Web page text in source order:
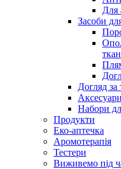
Для
Засоби
Догляд
Аксесуари
Набори
Продукти
Еко-аптечка
Аромотерапія
Тестери
Виживемо під